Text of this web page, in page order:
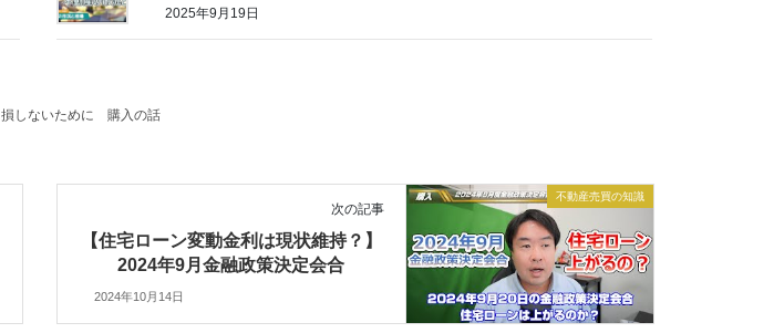
2025年9月19日
損しないために 購入の話
不動産売買の知識
次の記事
【住宅ローン変動金利は現状維持？】
2024年9月金融政策決定会合
2024年10月14日